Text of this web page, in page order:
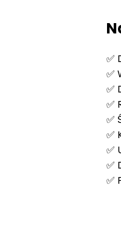
✅
✅
✅
✅
✅
✅
✅
✅
✅